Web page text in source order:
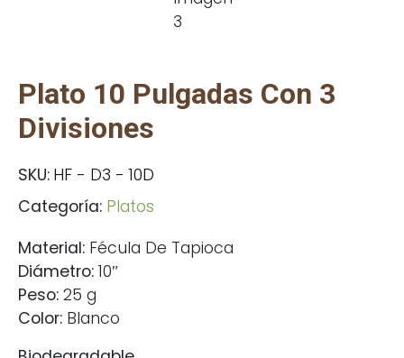
Plato 10 Pulgadas Con 3
Divisiones
SKU: HF - D3 - 10D
Categoría: Platos
Material: Fécula De Tapioca
Diámetro: 10″
Peso: 25 g
Color: Blanco